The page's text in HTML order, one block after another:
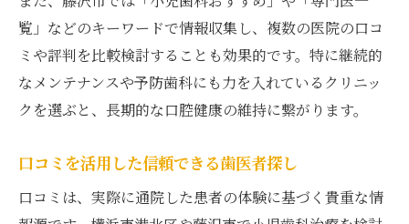
覧」などのキーワードで情報収集し、複数の医院の口コ
ミや評判を比較検討することも効果的です。特に継続的
なメンテナンスや予防歯科にも力を入れているクリニッ
クを選ぶと、長期的な口腔健康の維持に繋がります。
口コミを活用した信頼できる歯医者探し
口コミは、実際に通院した患者の体験に基づく貴重な情